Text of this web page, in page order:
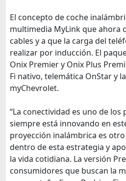
El concepto de coche
multimedia MyLink que ahora
cables y a que la carga del
realizar por inducción. El
Onix Premier y Onix Plus
Fi nativo, telemática OnStar y
myChevrolet.
“La conectividad es uno de los
siempre está innovando en
proyección inalámbrica es
dentro de esta estrategia y
la vida cotidiana. La versión
consumidores que buscan la